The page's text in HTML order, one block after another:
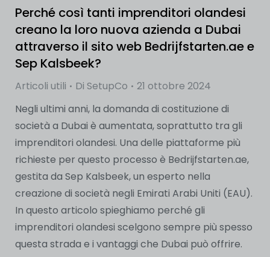
Perché così tanti imprenditori olandesi
creano la loro nuova azienda a Dubai
attraverso il sito web Bedrijfstarten.ae e
Sep Kalsbeek?
Articoli utili Di SetupCo
21 ottobre 2024
Negli ultimi anni, la domanda di costituzione di
società a Dubai è aumentata, soprattutto tra gli
imprenditori olandesi. Una delle piattaforme più
richieste per questo processo è Bedrijfstarten.ae,
gestita da Sep Kalsbeek, un esperto nella
creazione di società negli Emirati Arabi Uniti (EAU).
In questo articolo spieghiamo perché gli
imprenditori olandesi scelgono sempre più spesso
questa strada e i vantaggi che Dubai può offrire.